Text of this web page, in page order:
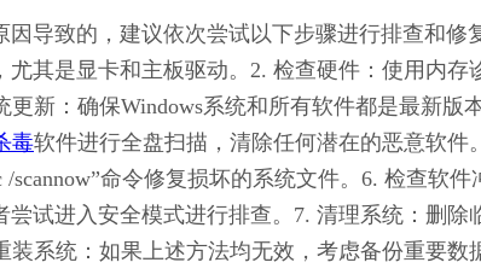
因导致的，建议依次尝试以下步骤进行排查和修
其是显卡和主板驱动。2. 检查硬件：使用内存
更新：确保Windows系统和所有软件都是最新版
毒软件进行全盘扫描，清除任何潜在的恶意软件
scannow”命令修复损坏的系统文件。6. 检查软
试进入安全模式进行排查。7. 清理系统：删除
装系统：如果上述方法均无效，考虑备份重要数